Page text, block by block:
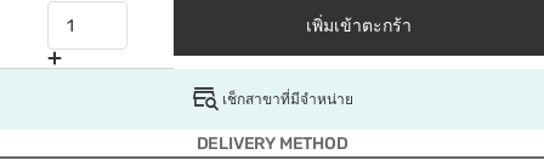
เพิ่มเข้าตะกร้า
เช็กสาขาที่มีจำหน่าย
DELIVERY METHOD